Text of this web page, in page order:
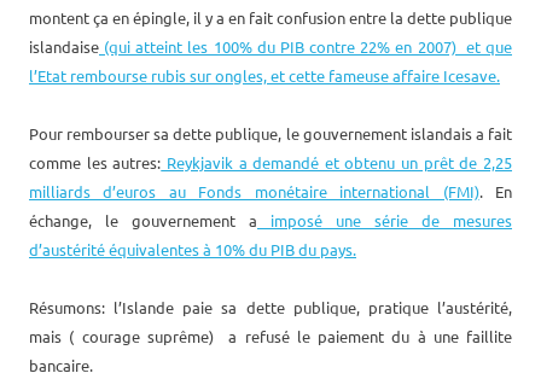
montent ça en épingle, il y a en fait confusion entre la dette publique
islandaise (qui atteint les 100% du PIB contre 22% en 2007) et que
l’Etat rembourse rubis sur ongles, et cette fameuse affaire Icesave.
Pour rembourser sa dette publique, le gouvernement islandais a fait
comme les autres: Reykjavik a demandé et obtenu un prêt de 2,25
milliards d’euros au Fonds monétaire international (FMI). En
échange, le gouvernement a imposé une série de mesures
d’austérité équivalentes à 10% du PIB du pays.
Résumons: l’Islande paie sa dette publique, pratique l’austérité,
mais ( courage suprême) a refusé le paiement du à une faillite
bancaire.